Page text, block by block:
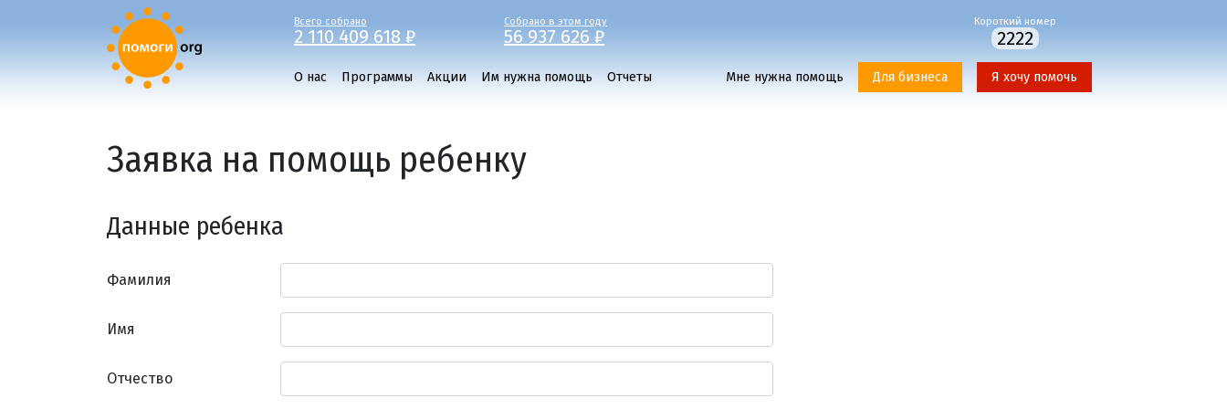
Всего собрано
2 110 409 618 ₽
Собрано в этом году
56 937 626 ₽
Короткий номер
2222
О нас Программы Акции Им нужна помощь Отчеты Мне нужна помощь Для бизнеса Я хочу помочь
Заявка на помощь ребенку
Данные ребенка
Фамилия
Имя
Отчество